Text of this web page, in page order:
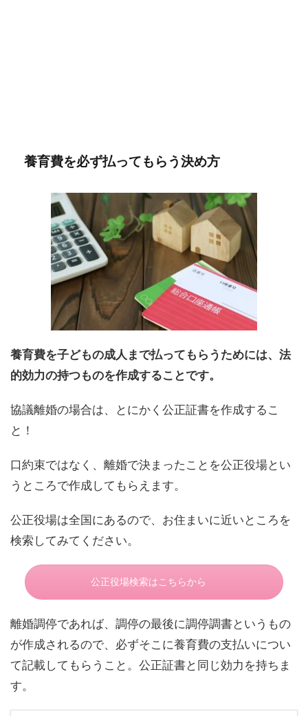
養育費を必ず払ってもらう決め方
養育費を子どもの成人まで払ってもらうためには、法
的効力の持つものを作成することです。
協議離婚の場合は、とにかく公正証書を作成するこ
と！
口約束ではなく、離婚で決まったことを公正役場とい
うところで作成してもらえます。
公正役場は全国にあるので、お住まいに近いところを
検索してみてください。
公正役場検索はこちらから
離婚調停であれば、調停の最後に調停調書というもの
が作成されるので、必ずそこに養育費の支払いについ
て記載してもらうこと。公正証書と同じ効力を持ちま
す。